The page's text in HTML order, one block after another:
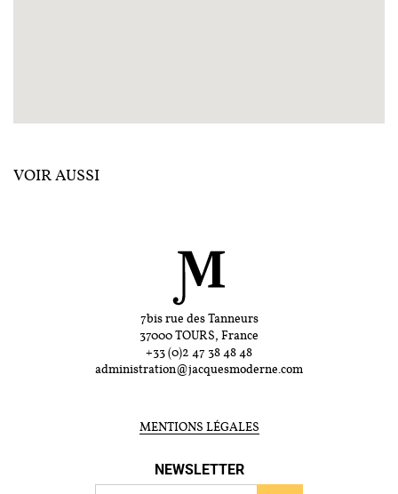
VOIR AUSSI
7bis rue des Tanneurs
37000 TOURS, France
+33 (0)2 47 38 48 48
administration@jacquesmoderne.com
MENTIONS LÉGALES
NEWSLETTER